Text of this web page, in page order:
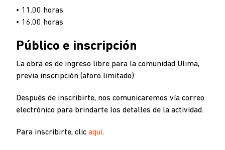
• 11.00 horas
• 16.00 horas
Público e inscripción
La obra es de ingreso libre para la comunidad Ulima,
previa inscripción (aforo limitado).
Después de inscribirte, nos comunicaremos vía correo
electrónico para brindarte los detalles de la actividad.
Para inscribirte, clic aquí.